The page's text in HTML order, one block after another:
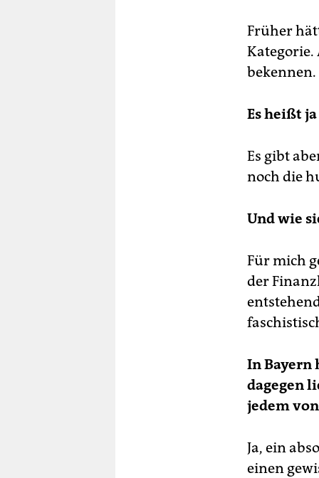
Früher
Kategorie.
bekennen.
Es heißt
Es gibt
noch die
Und wie
Für mich
der
In Bayern
dagegen
jedem
Ja, ein
einen